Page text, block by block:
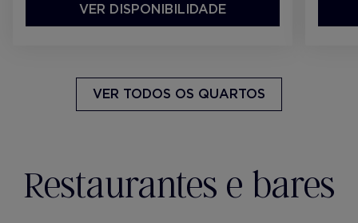
VER DISPONIBILIDADE
VER TODOS OS QUARTOS
Restaurantes e bares